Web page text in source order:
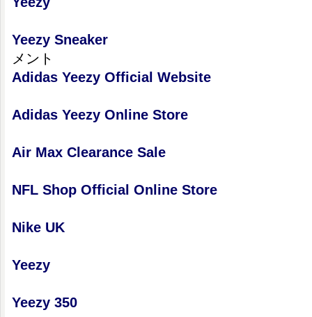
Yeezy Sneaker
メント
Adidas Yeezy Official Website
Adidas Yeezy Online Store
Air Max Clearance Sale
NFL Shop Official Online Store
Nike UK
Yeezy
Yeezy 350